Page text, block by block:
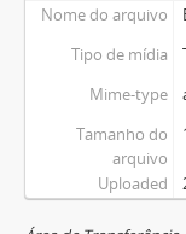
Nome do arquivo
Tipo de mídia
Mime-type
Tamanho do
arquivo
Uploaded